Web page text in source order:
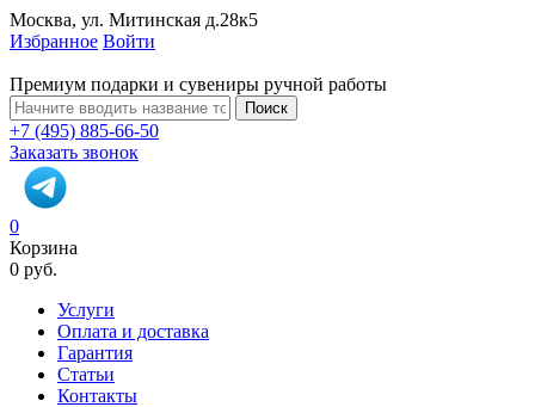
Москва, ул. Митинская д.28к5
Избранное Войти
Премиум подарки и сувениры ручной работы
Поиск
+7 (495) 885-66-50
Заказать звонок
0
Корзина
0 руб.
Услуги
Оплата и доставка
Гарантия
Статьи
Контакты